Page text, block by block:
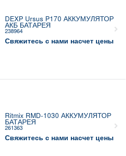
DEXP Ursus P170 АККУМУЛЯТОР
АКБ БАТАРЕЯ
238964
Свяжитесь с нами насчет цены
Ritmix RMD-1030 АККУМУЛЯТОР
БАТАРЕЯ
261363
Свяжитесь с нами насчет цены